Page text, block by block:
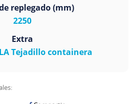
replegado (mm)
2250
Extra
Tejadillo containera